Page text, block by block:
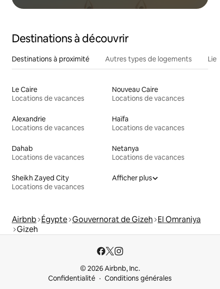
Destinations à découvrir
Destinations à proximité Autres types de logements
Le Caire
Locations de vacances
Nouveau Caire
Locations de vacances
Alexandrie
Locations de vacances
Haïfa
Locations de vacances
Dahab
Locations de vacances
Netanya
Locations de vacances
Sheikh Zayed City
Locations de vacances
Afficher plus
Airbnb Égypte Gouvernorat de Gizeh El Omraniya
Gizeh
© 2026 Airbnb, Inc.
Confidentialité
Conditions générales